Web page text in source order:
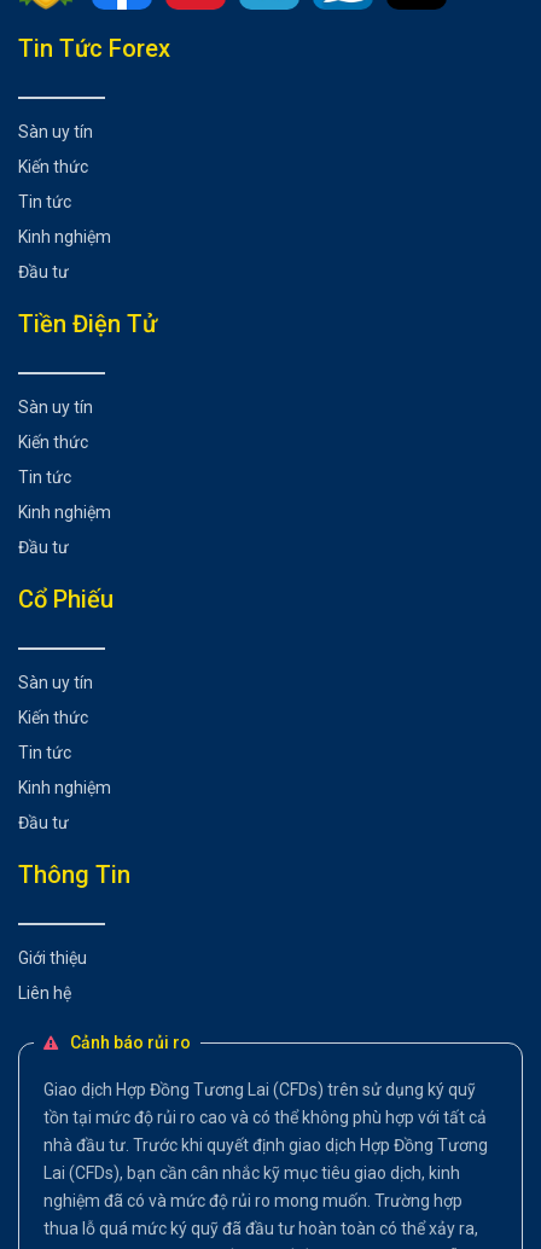
Tổng hợp bài viết
Tin Tức Forex
Sàn uy tín
Kiến thức
Tin tức
Kinh nghiệm
Đầu tư
Tiền Điện Tử
Sàn uy tín
Kiến thức
Tin tức
Kinh nghiệm
Đầu tư
Cổ Phiếu
Sàn uy tín
Kiến thức
Tin tức
Kinh nghiệm
Đầu tư
Thông Tin
Giới thiệu
Liên hệ
Cảnh báo rủi ro
Giao dịch Hợp Đồng Tương Lai (CFDs) trên sử dụng ký quỹ
tồn tại mức độ rủi ro cao và có thể không phù hợp với tất cả
nhà đầu tư. Trước khi quyết định giao dịch Hợp Đồng Tương
Lai (CFDs), bạn cần cân nhắc kỹ mục tiêu giao dịch, kinh
nghiệm đã có và mức độ rủi ro mong muốn. Trường hợp
thua lỗ quá mức ký quỹ đã đầu tư hoàn toàn có thể xảy ra,